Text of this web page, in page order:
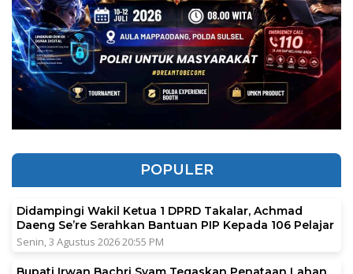
POPULER
Didampingi Wakil Ketua 1 DPRD Takalar, Achmad
Daeng Se’re Serahkan Bantuan PIP Kepada 106 Pelajar
Senin, 3 Agustus 2026 20:55 PM